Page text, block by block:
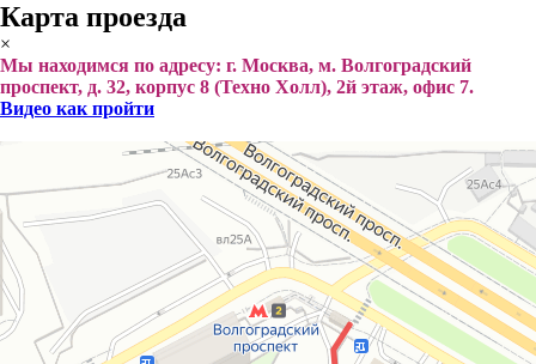
Карта проезда
×
Мы находимся по адресу: г. Москва, м. Волгоградский
проспект, д. 32, корпус 8 (Техно Холл), 2й этаж, офис 7.
Видео как пройти